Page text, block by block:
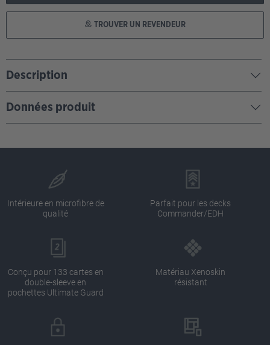
TROUVER UN REVENDEUR
Description
Données produit
Intérieure en microfibre de
qualité
Parfait pour les decks
Commander/EDH
Conçu pour 133 cartes en
double-sleeve en
pochettes Ultimate Guard
Matériau Xenoskin
résistant